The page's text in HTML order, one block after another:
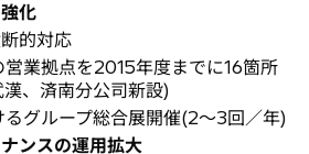
化
的対応
業拠点を2015年度までに16箇所
、済南分公司新設)
グループ総合展開催(2〜3回／年)
ンスの運用拡大